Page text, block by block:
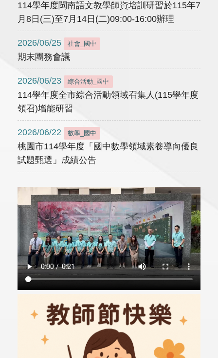
114學年度閩南語文教學師資培訓研習於115年7
月8日(三)至7月14日(二)09:00-16:00辦理
2026/06/25 社會_國中
期末團務會議
2026/06/23 綜合活動_國中
114學年度全市綜合活動領域召集人(115學年度
領召)增能研習
2026/06/22 數學_國中
桃園市114學年度「國中數學領域素養導向優良
試題甄選」成績公告